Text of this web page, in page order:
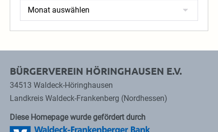
Archiv
BÜRGERVEREIN HÖRINGHAUSEN E.V.
34513 Waldeck-Höringhausen
Landkreis Waldeck-Frankenberg (Nordhessen)
Diese Homepage wurde gefördert durch